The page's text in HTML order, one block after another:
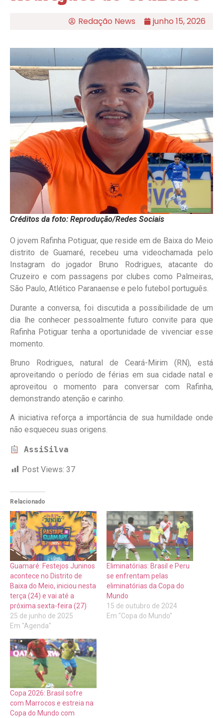
Redação News junho 15, 2026
Créditos da foto: Reprodução/Redes Sociais
O jovem Rafinha Potiguar, que reside em de Baixa do Meio
distrito de Guamaré, recebeu uma videochamada pelo
Instagram do jogador Bruno Rodrigues, atacante do
Cruzeiro e com passagens por clubes como Palmeiras,
São Paulo, Atlético Paranaense e pelo futebol português.
Durante a conversa, foi discutida a possibilidade de um
dia lhe conhecer pessoalmente futuro convite para que
Rafinha Potiguar tenha a oportunidade de vivenciar esse
momento.
Bruno Rodrigues, natural de Ceará-Mirim (RN), está
aproveitando o período de férias em sua cidade natal e
aproveitou o momento para conversar com Rafinha,
demonstrando atenção e carinho.
A iniciativa reforça a importância de sua humildade onde
não esqueceu suas origens.
AssiSilva
Post Views: 37
Relacionado
Guamaré: Festejos Juninos
acontece no Distrito de
Baixa do Meio, iniciou nesta
terça (24) e vai até a
próxima sexta-feira (27)
25 de junho de 2025
Em "Agenda"
Eliminatórias: Brasil e Peru
se enfrentam pelas
eliminatórias da Copa do
Mundo
15 de outubro de 2024
Em "Copa do Mundo"
Copa 2026: Brasil sofre
com Marrocos e estreia na
Copa do Mundo com